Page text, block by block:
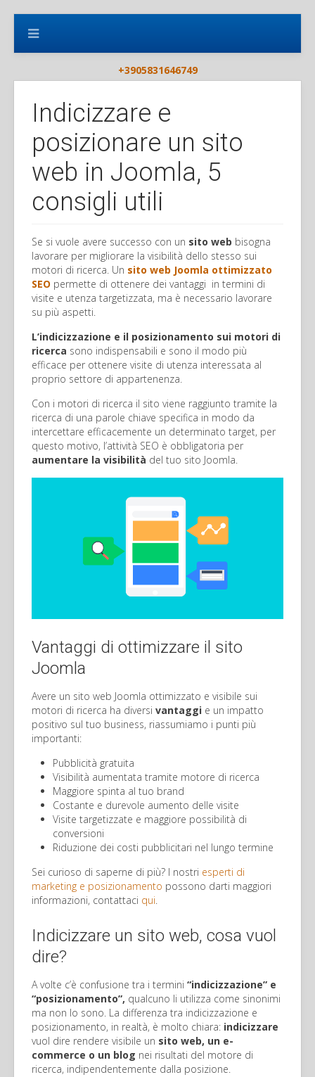
+3905831646749
Indicizzare e
posizionare un sito
web in Joomla, 5
consigli utili
Se si vuole avere successo con un sito web bisogna
lavorare per migliorare la visibilità dello stesso sui
motori di ricerca. Un sito web Joomla ottimizzato
SEO permette di ottenere dei vantaggi in termini di
visite e utenza targetizzata, ma è necessario lavorare
su più aspetti.
L’indicizzazione e il posizionamento sui motori di
ricerca sono indispensabili e sono il modo più
efficace per ottenere visite di utenza interessata al
proprio settore di appartenenza.
Con i motori di ricerca il sito viene raggiunto tramite la
ricerca di una parole chiave specifica in modo da
intercettare efficacemente un determinato target, per
questo motivo, l’attività SEO è obbligatoria per
aumentare la visibilità del tuo sito Joomla.
Vantaggi di ottimizzare il sito
Joomla
Avere un sito web Joomla ottimizzato e visibile sui
motori di ricerca ha diversi vantaggi e un impatto
positivo sul tuo business, riassumiamo i punti più
importanti:
Pubblicità gratuita
Visibilità aumentata tramite motore di ricerca
Maggiore spinta al tuo brand
Costante e durevole aumento delle visite
Visite targetizzate e maggiore possibilità di
conversioni
Riduzione dei costi pubblicitari nel lungo termine
Sei curioso di saperne di più? I nostri esperti di
marketing e posizionamento possono darti maggiori
informazioni, contattaci qui.
Indicizzare un sito web, cosa vuol
dire?
A volte c’è confusione tra i termini “indicizzazione” e
“posizionamento”, qualcuno li utilizza come sinonimi
ma non lo sono. La differenza tra indicizzazione e
posizionamento, in realtà, è molto chiara: indicizzare
vuol dire rendere visibile un sito web, un e-
commerce o un blog nei risultati del motore di
ricerca, indipendentemente dalla posizione.